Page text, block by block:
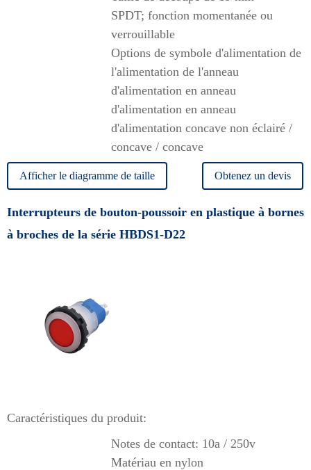
SPDT; fonction momentanée ou
verrouillable
Options de symbole d'alimentation de
l'alimentation de l'anneau
d'alimentation en anneau
d'alimentation en anneau
d'alimentation concave non éclairé /
concave / concave
Afficher le diagramme de taille Obtenez un devis
Interrupteurs de bouton-poussoir en plastique à bornes
à broches de la série HBDS1-D22
Caractéristiques du produit:
Notes de contact: 10a / 250v
Matériau en nylon